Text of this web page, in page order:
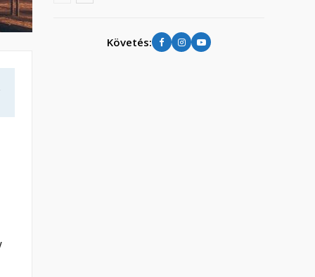
Követés: